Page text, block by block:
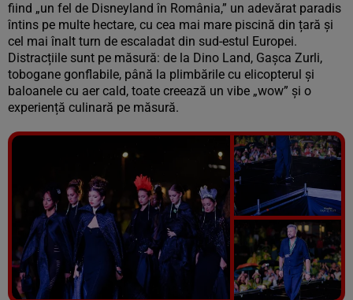
fiind „un fel de Disneyland în România,” un adevărat paradis
întins pe multe hectare, cu cea mai mare piscină din țară și
cel mai înalt turn de escaladat din sud-estul Europei.
Distracțiile sunt pe măsură: de la Dino Land, Gașca Zurli,
tobogane gonflabile, până la plimbările cu elicopterul și
baloanele cu aer cald, toate creează un vibe „wow” și o
experiență culinară pe măsură.